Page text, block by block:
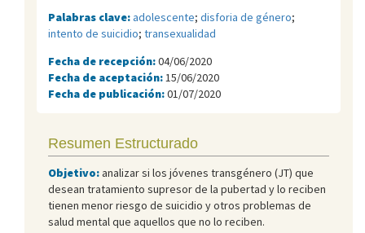
Palabras clave:adolescente; disforia de género;
intento de suicidio; transexualidad
Fecha de recepción:04/06/2020
Fecha de aceptación: 15/06/2020
Fecha de publicación:01/07/2020
Resumen Estructurado
Objetivo:analizar si los jóvenes transgénero (JT) que
desean tratamiento supresor de la pubertad y lo reciben
tienen menor riesgo de suicidio y otros problemas de
salud mental que aquellos que no lo reciben.